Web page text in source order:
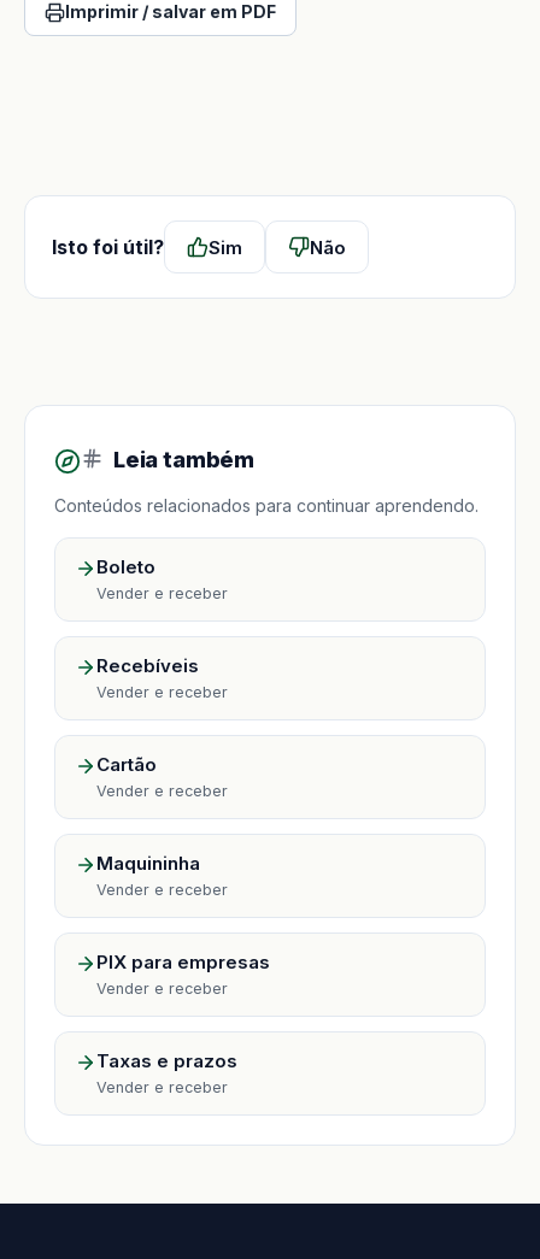
Imprimir / salvar em PDF
Isto foi útil? Sim Não
Leia também
Conteúdos relacionados para continuar aprendendo.
Boleto
Vender e receber
Recebíveis
Vender e receber
Cartão
Vender e receber
Maquininha
Vender e receber
PIX para empresas
Vender e receber
Taxas e prazos
Vender e receber